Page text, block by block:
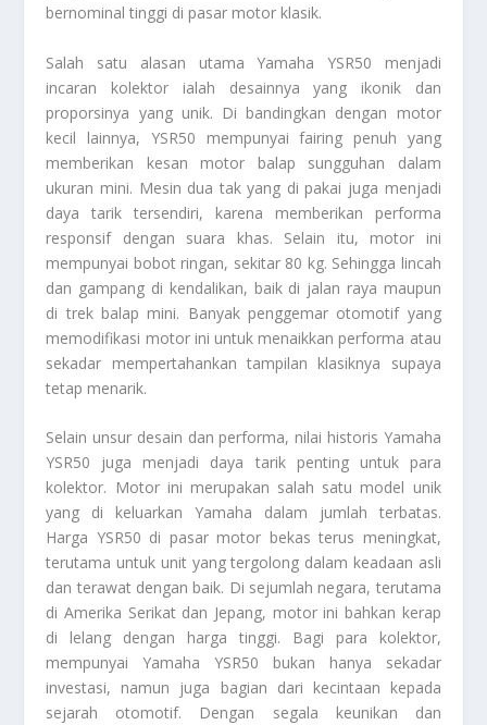
bernominal tinggi di pasar motor klasik.
Salah satu alasan utama Yamaha YSR50 menjadi
incaran kolektor ialah desainnya yang ikonik dan
proporsinya yang unik. Di bandingkan dengan motor
kecil lainnya, YSR50 mempunyai fairing penuh yang
memberikan kesan motor balap sungguhan dalam
ukuran mini. Mesin dua tak yang di pakai juga menjadi
daya tarik tersendiri, karena memberikan performa
responsif dengan suara khas. Selain itu, motor ini
mempunyai bobot ringan, sekitar 80 kg. Sehingga lincah
dan gampang di kendalikan, baik di jalan raya maupun
di trek balap mini. Banyak penggemar otomotif yang
memodifikasi motor ini untuk menaikkan performa atau
sekadar mempertahankan tampilan klasiknya supaya
tetap menarik.
Selain unsur desain dan performa, nilai historis Yamaha
YSR50 juga menjadi daya tarik penting untuk para
kolektor. Motor ini merupakan salah satu model unik
yang di keluarkan Yamaha dalam jumlah terbatas.
Harga YSR50 di pasar motor bekas terus meningkat,
terutama untuk unit yang tergolong dalam keadaan asli
dan terawat dengan baik. Di sejumlah negara, terutama
di Amerika Serikat dan Jepang, motor ini bahkan kerap
di lelang dengan harga tinggi. Bagi para kolektor,
mempunyai Yamaha YSR50 bukan hanya sekadar
investasi, namun juga bagian dari kecintaan kepada
sejarah otomotif. Dengan segala keunikan dan